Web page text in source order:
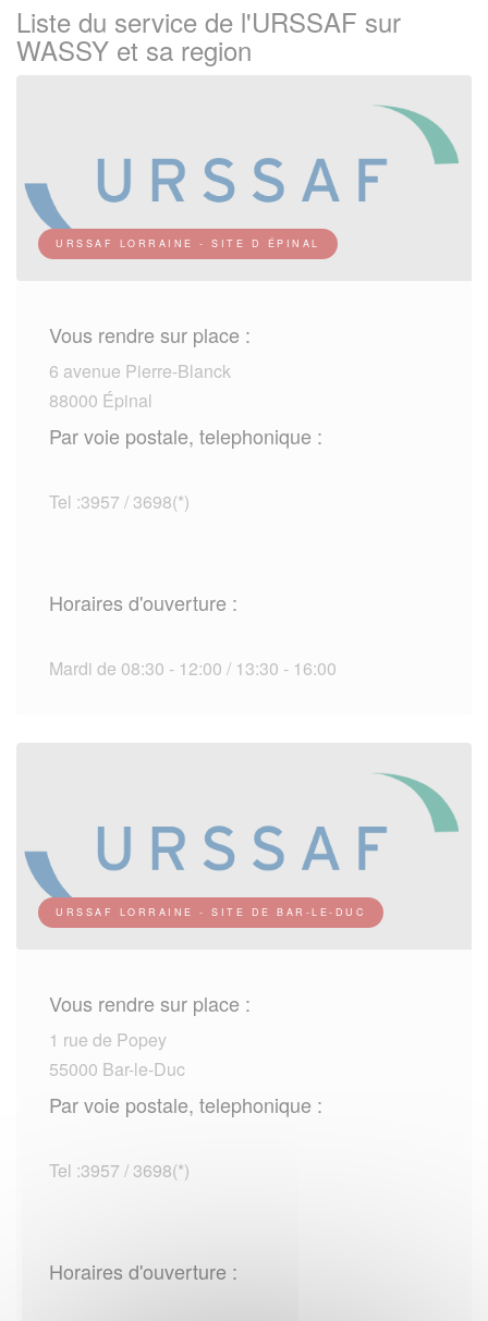
Liste du service de l'URSSAF sur
WASSY et sa region
URSSAF LORRAINE - SITE D ÉPINAL
Vous rendre sur place :
6 avenue Pierre-Blanck
88000 Épinal
Par voie postale, telephonique :
Tel :3957 / 3698(*)
Horaires d'ouverture :
Mardi de 08:30 - 12:00 / 13:30 - 16:00
URSSAF LORRAINE - SITE DE BAR-LE-DUC
Vous rendre sur place :
1 rue de Popey
55000 Bar-le-Duc
Par voie postale, telephonique :
Tel :3957 / 3698(*)
Horaires d'ouverture :